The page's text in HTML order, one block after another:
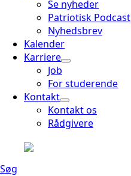
Se nyheder
Patriotisk Podcast
Nyhedsbrev
Kalender
Karriere
Job
For studerende
Kontakt
Kontakt os
Rådgivere
Søg